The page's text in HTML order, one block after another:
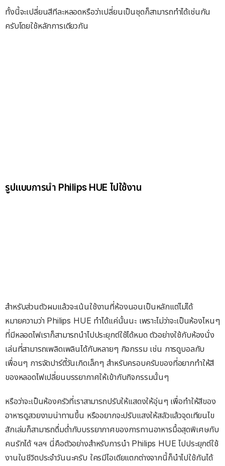
ทั้งนี้จะเปลี่ยนสีทีละหลอดหรือว่าเปลี่ยนเป็นชุดก็สามารถทำได้เช่นกัน
ครับโดยใช้หลักการเดียวกัน
รูปแบบการนำ Philips HUE ไปใช้งาน
สำหรับส่วนตัวผมแล้วจะเน้นใช้งานที่ห้องนอนเป็นหลักแต่ไม่ได้
หมายความว่า Philips HUE ทำได้แค่นั้นนะ เพราะไม่ว่าจะเป็นห้องไหนๆ
ที่มีหลอดไฟเราก็สามารถนำไปประยุกต์ใช้ได้หมด ตัวอย่างใช้กับห้องนั่ง
เล่นที่สามารถเพลิดเพลินได้กับหลายๆ กิจกรรม เช่น การดูบอลกับ
เพื่อนๆ การจัดปาร์ตี้วันเกิดเล็กๆ สำหรับครอบครับของที่อยากทำให้สี
ของหลอดไฟเปลี่ยนบรรยากาศให้เข้ากับกิจกรรมนั้นๆ
หรือว่าจะเป็นห้องครัวที่เราสามารถปรับให้แสดงให้อุ่นๆ เพื่อทำให้สีของ
อาหารดูสวยงามน่าทานขึ้น หรืออยากจะปรับแสงให้สลัวแล้วจุดเทียนไข
สักเล่มก็สามารถดื่มด่ำกับบรรยากาศของการทานอาหารมื้อสุดพิเศษกับ
คนรักได้ ฯลฯ นี่คือตัวอย่างสำหรับการนำ Philips HUE ไปประยุกต์ใช้
งานในชีวิตประจำวันนะครับ ใครมีไอเดียแตกต่างจากนี้ก็นำไปใช้กันได้